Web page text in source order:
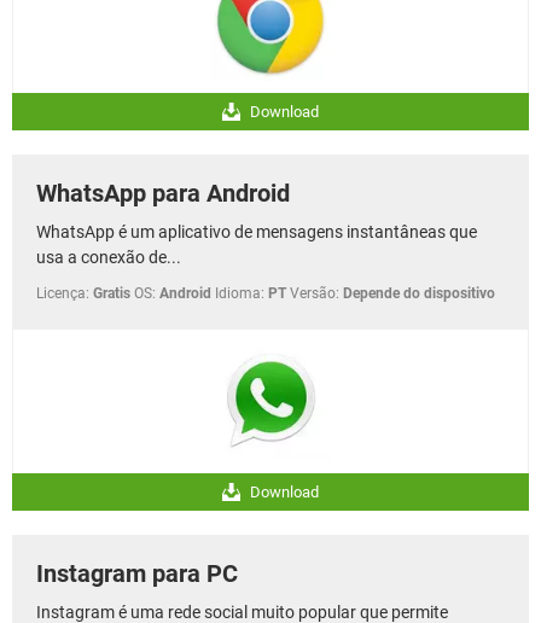
Download
WhatsApp para Android
WhatsApp é um aplicativo de mensagens instantâneas que
usa a conexão de...
Licença: Gratis OS: Android Idioma: PT Versão: Depende do dispositivo
Download
Instagram para PC
Instagram é uma rede social muito popular que permite